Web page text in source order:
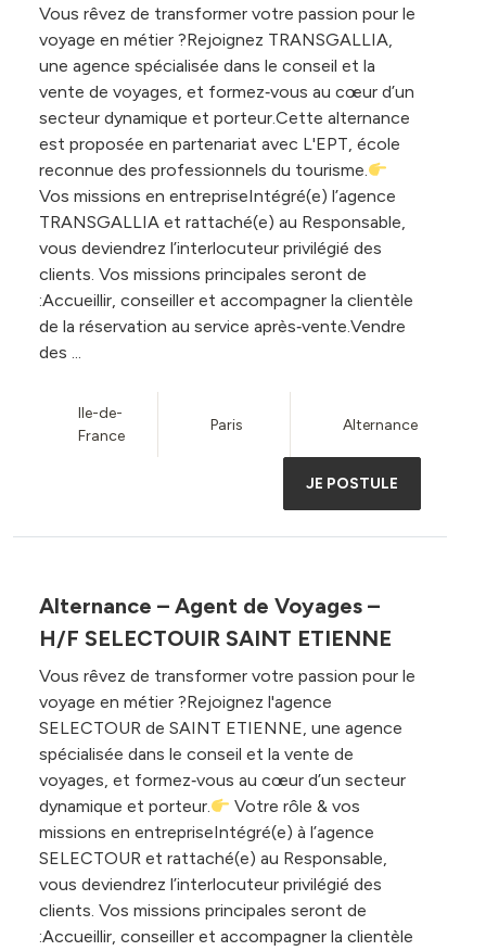
Vous rêvez de transformer votre passion pour le
voyage en métier ?Rejoignez TRANSGALLIA,
une agence spécialisée dans le conseil et la
vente de voyages, et formez‑vous au cœur d’un
secteur dynamique et porteur.Cette alternance
est proposée en partenariat avec L'EPT, école
reconnue des professionnels du tourisme.
Vos missions en entrepriseIntégré(e) l’agence
TRANSGALLIA et rattaché(e) au Responsable,
vous deviendrez l’interlocuteur privilégié des
clients. Vos missions principales seront de
:Accueillir, conseiller et accompagner la clientèle
de la réservation au service après‑vente.Vendre
des ...
Ile-de-
France
Paris Alternance
JE POSTULE
Alternance – Agent de Voyages –
H/F SELECTOUIR SAINT ETIENNE
Vous rêvez de transformer votre passion pour le
voyage en métier ?Rejoignez l'agence
SELECTOUR de SAINT ETIENNE, une agence
spécialisée dans le conseil et la vente de
voyages, et formez‑vous au cœur d’un secteur
dynamique et porteur.
Votre rôle & vos
missions en entrepriseIntégré(e) à l’agence
SELECTOUR et rattaché(e) au Responsable,
vous deviendrez l’interlocuteur privilégié des
clients. Vos missions principales seront de
:Accueillir, conseiller et accompagner la clientèle